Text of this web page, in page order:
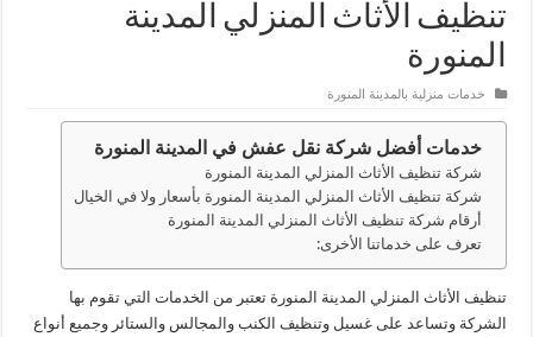
تنظيف الأثاث المنزلي المدينة
المنورة
خدمات منزلية بالمدينة المنورة
خدمات أفضل شركة نقل عفش في المدينة المنورة
شركة تنظيف الأثاث المنزلي المدينة المنورة
شركة تنظيف الأثاث المنزلي المدينة المنورة بأسعار ولا في الخيال
أرقام شركة تنظيف الأثاث المنزلي المدينة المنورة
تعرف على خدماتنا الأخرى:
تنظيف الأثاث المنزلي المدينة المنورة تعتبر من الخدمات التي تقوم بها
الشركة وتساعد على غسيل وتنظيف الكنب والمجالس والستائر وجميع أنواع